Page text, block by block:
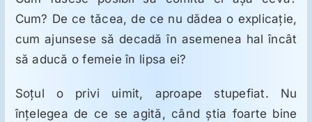
Cum? De ce tăcea, de ce nu dădea o explicaţie,
cum ajunsese să decadă în asemenea hal încât
să aducă o femeie în lipsa ei?
Soţul o privi uimit, aproape stupefiat. Nu
înţelegea de ce se agită, când ştia foarte bine